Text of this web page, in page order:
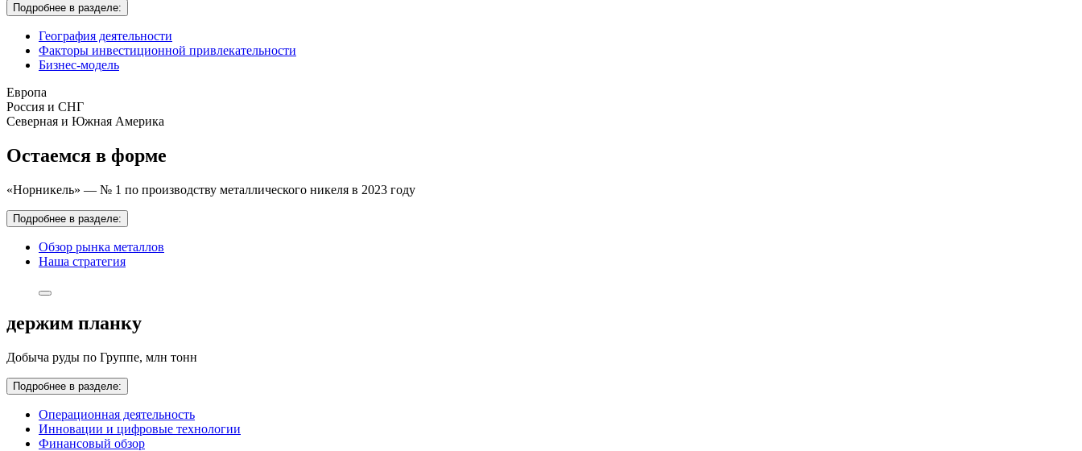
Подробнее в разделе:
География деятельности
Факторы инвестиционной привлекательности
Бизнес-модель
Европа
Россия и СНГ
Северная и Южная Америка
Остаемся в форме
«Норникель» — № 1 по производству металлического никеля в 2023 году
Подробнее в разделе:
Обзор рынка металлов
Наша стратегия
держим планку
Добыча руды по Группе, млн тонн
Подробнее в разделе:
Операционная деятельность
Инновации и цифровые технологии
Финансовый обзор